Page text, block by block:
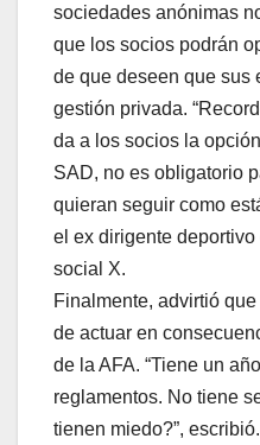
sociedades anónimas
que los socios podrán
de que deseen que sus
gestión privada.
da a los socios la
SAD, no es obligatorio
quieran seguir como
el ex dirigente
social X.
Finalmente, advirtió
de actuar en
de la AFA. “Tiene un
reglamentos. No tiene
tienen miedo?”, escribió.